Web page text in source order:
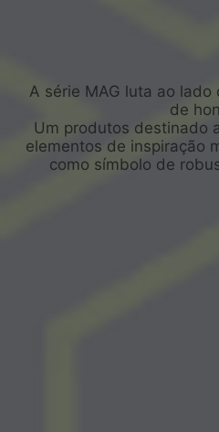
A série MAG luta ao
de
Um produtos destinado
elementos de inspiração
como símbolo de